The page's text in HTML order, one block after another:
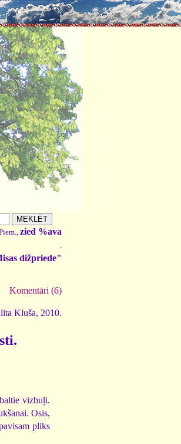
zied %ava
.
dižpriede"
Komentāri (6)
Kluša, 2010.
vizbuļi.
Osis,
pliks